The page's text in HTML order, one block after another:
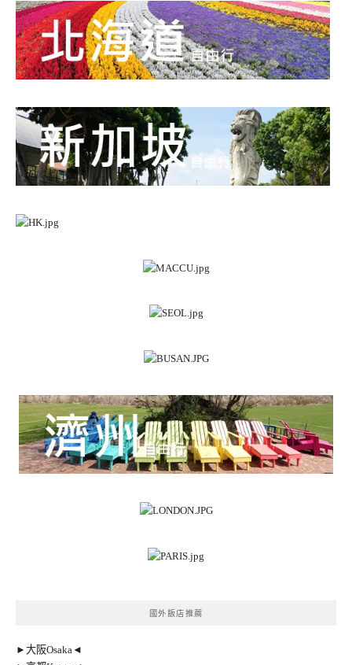
國外飯店推薦
►大阪Osaka◄